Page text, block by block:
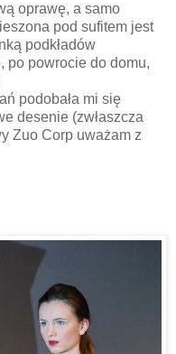
oprawę, a samo
pod sufitem jest
podkładów
po powrocie do domu,
podobała mi się
desenie (zwłaszcza
Zuo Corp uważam z